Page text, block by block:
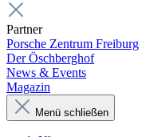
Partner
Porsche Zentrum Freiburg
Der Öschberghof
News & Events
Magazin
Menü schließen